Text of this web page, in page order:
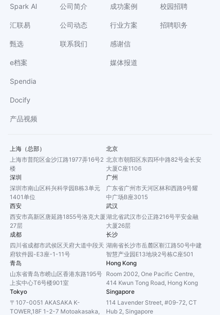
Spark AI
汇联易
甄选
e档案
Spendia
Docify
产品视频
公司简介
公司动态
联系我们
成功案例
行业方案
感谢信
媒体报道
校园招聘
招聘职务
上海（总部）
上海市普陀区金沙江路1977弄16号2
楼
北京
北京市朝阳区东四环中路82号金长安
大厦C座1106
深圳
深圳市南山区科兴科学园B栋3单元
1401单位
广州
广东省广州市天河区林和西路9号耀
中广场B座3015
西安
西安市高新区唐延路1855号洛克大厦
27层
武汉
湖北省武汉市公正路216号平安金融
大厦26层
成都
四川省成都市武侯区天府大道中段天
府软件园-E3座-1-11号
长沙
湖南省长沙市岳麓区靳江路50号中建
智慧产业园E13地块2号栋C座501
青岛
山东省青岛市崂山区香港东路195号
上实中心T6号楼901室
Hong Kong
Room 2002, One Pacific Centre,
414 Kwun Tong Road, Hong Kong
Tokyo
〒107-0051 AKASAKA K-
TOWER,18F 1-2-7 Motoakasaka,
Singapore
114 Lavender Street, #09-72, CT
Hub 2, Singapore